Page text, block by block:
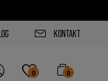
KONTAKT
0 0